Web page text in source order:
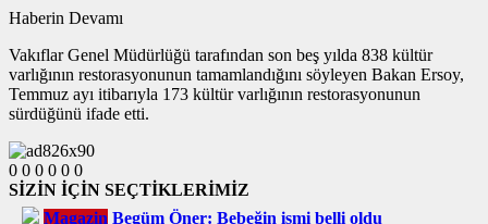
Haberin Devamı
Vakıflar Genel Müdürlüğü tarafından son beş yılda 838 kültür
varlığının restorasyonunun tamamlandığını söyleyen Bakan Ersoy,
Temmuz ayı itibarıyla 173 kültür varlığının restorasyonunun
sürdüğünü ifade etti.
0 0 0 0 0 0
SİZİN İÇİN SEÇTİKLERİMİZ
Magazin Begüm Öner: Bebeğin ismi belli oldu